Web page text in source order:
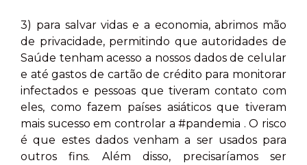
3) para salvar vidas e a economia, abrimos mão
de privacidade, permitindo que autoridades de
Saúde tenham acesso a nossos dados de celular
e até gastos de cartão de crédito para monitorar
infectados e pessoas que tiveram contato com
eles, como fazem países asiáticos que tiveram
mais sucesso em controlar a #pandemia . O risco
é que estes dados venham a ser usados para
outros fins. Além disso, precisaríamos ser